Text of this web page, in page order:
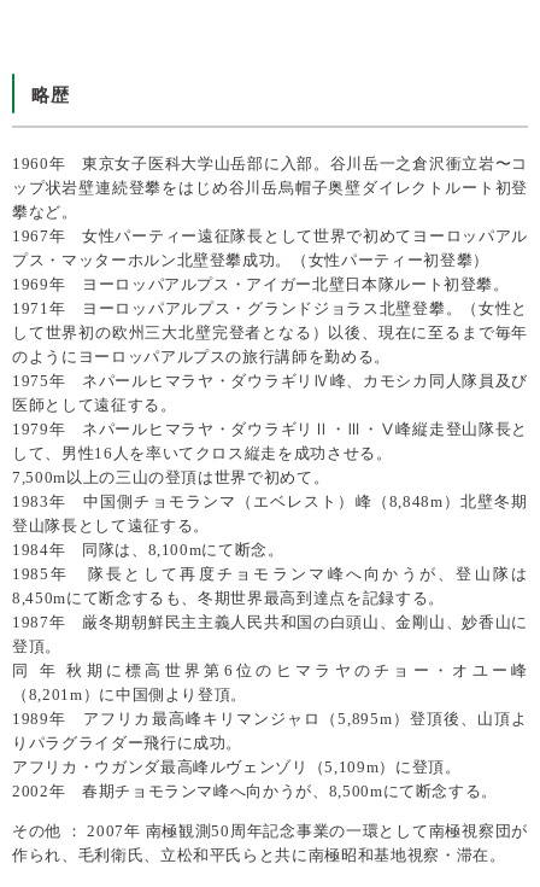
略歴
1960年 東京女子医科大学山岳部に入部。谷川岳一之倉沢衝立岩〜コ
ップ状岩壁連続登攀をはじめ谷川岳烏帽子奥壁ダイレクトルート初登
攀など。
1967年 女性パーティー遠征隊長として世界で初めてヨーロッパアル
プス・マッターホルン北壁登攀成功。（女性パーティー初登攀）
1969年 ヨーロッパアルプス・アイガー北壁日本隊ルート初登攀。
1971年 ヨーロッパアルプス・グランドジョラス北壁登攀。（女性と
して世界初の欧州三大北壁完登者となる）以後、現在に至るまで毎年
のようにヨーロッパアルプスの旅行講師を勤める。
1975年 ネパールヒマラヤ・ダウラギリⅣ峰、カモシカ同人隊員及び
医師として遠征する。
1979年 ネパールヒマラヤ・ダウラギリⅡ・Ⅲ・Ⅴ峰縦走登山隊長と
して、男性16人を率いてクロス縦走を成功させる。
7,500m以上の三山の登頂は世界で初めて。
1983年 中国側チョモランマ（エベレスト）峰（8,848m）北壁冬期
登山隊長として遠征する。
1984年 同隊は、8,100mにて断念。
1985年 隊長として再度チョモランマ峰へ向かうが、登山隊は
8,450mにて断念するも、冬期世界最高到達点を記録する。
1987年 厳冬期朝鮮民主主義人民共和国の白頭山、金剛山、妙香山に
登頂。
同 年 秋期に標高世界第6位のヒマラヤのチョー・オユー峰
（8,201m）に中国側より登頂。
1989年 アフリカ最高峰キリマンジャロ（5,895m）登頂後、山頂よ
りパラグライダー飛行に成功。
アフリカ・ウガンダ最高峰ルヴェンゾリ（5,109m）に登頂。
2002年 春期チョモランマ峰へ向かうが、8,500mにて断念する。
その他 ： 2007年 南極観測50周年記念事業の一環として南極視察団が
作られ、毛利衛氏、立松和平氏らと共に南極昭和基地視察・滞在。